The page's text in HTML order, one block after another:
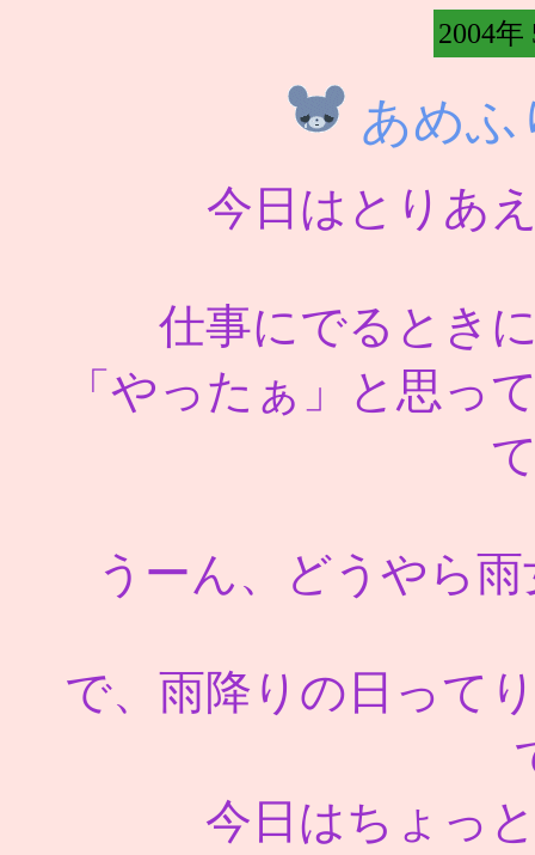
2004年
あめふ
今日はとりあ
仕事にでるとき
「やったぁ」と思っ
うーん、どうやら
で、雨降りの日って
今日はちょっ